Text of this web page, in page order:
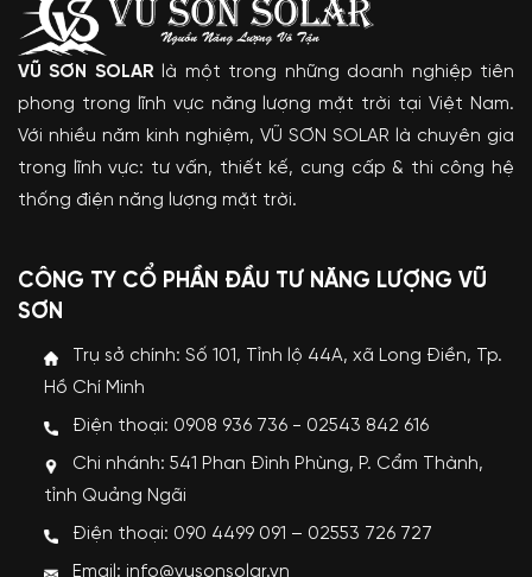
VŨ SƠN SOLAR là một trong những doanh nghiệp tiên
phong trong lĩnh vực năng lượng mặt trời tại Việt Nam.
Với nhiều năm kinh nghiệm, VŨ SƠN SOLAR là chuyên gia
trong lĩnh vực: tư vấn, thiết kế, cung cấp & thi công hệ
thống điện năng lượng mặt trời.
CÔNG TY CỔ PHẦN ĐẦU TƯ NĂNG LƯỢNG VŨ
SƠN
Trụ sở chính: Số 101, Tỉnh lộ 44A, xã Long Điền, Tp.
Hồ Chí Minh
Điện thoại: 0908 936 736 - 02543 842 616
Chi nhánh: 541 Phan Đình Phùng, P. Cẩm Thành,
tỉnh Quảng Ngãi
Điện thoại: 090 4499 091 – 02553 726 727
Email: info@vusonsolar.vn